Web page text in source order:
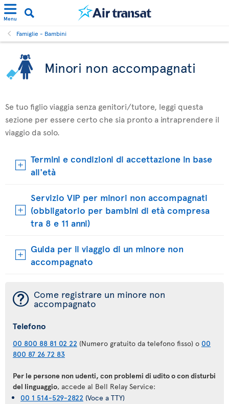
Menu
Famiglie - Bambini
Minori non accompagnati
Se tuo figlio viaggia senza genitori/tutore, leggi questa
sezione per essere certo che sia pronto a intraprendere il
viaggio da solo.
Termini e condizioni di accettazione in base
all'età
Servizio VIP per minori non accompagnati
(obbligatorio per bambini di età compresa
tra 8 e 11 anni)
Guida per il viaggio di un minore non
accompagnato
¯ Come registrare un minore non
accompagnato
Telefono
00 800 88 81 02 22 (Numero gratuito da telefono fisso) o 00
800 87 26 72 83
Per le persone non udenti, con problemi di udito o con disturbi
del linguaggio, accede al Bell Relay Service:
00 1 514-529-2822 (Voce a TTY)